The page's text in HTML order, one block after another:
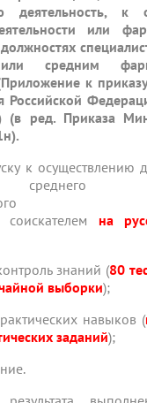
деятельность, к
или
средним
к
Российской
(в ред. Приказа
к осуществлению
среднего
соискателем на
знаний (80
выборки);
навыков (
заданий);